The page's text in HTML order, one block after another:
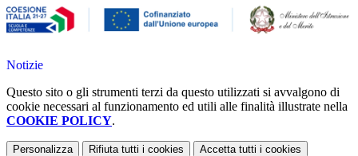
Notizie
Questo sito o gli strumenti terzi da questo utilizzati si avvalgono di
cookie necessari al funzionamento ed utili alle finalità illustrate nella
COOKIE POLICY.
Personalizza Rifiuta tutti i cookies Accetta tutti i cookies